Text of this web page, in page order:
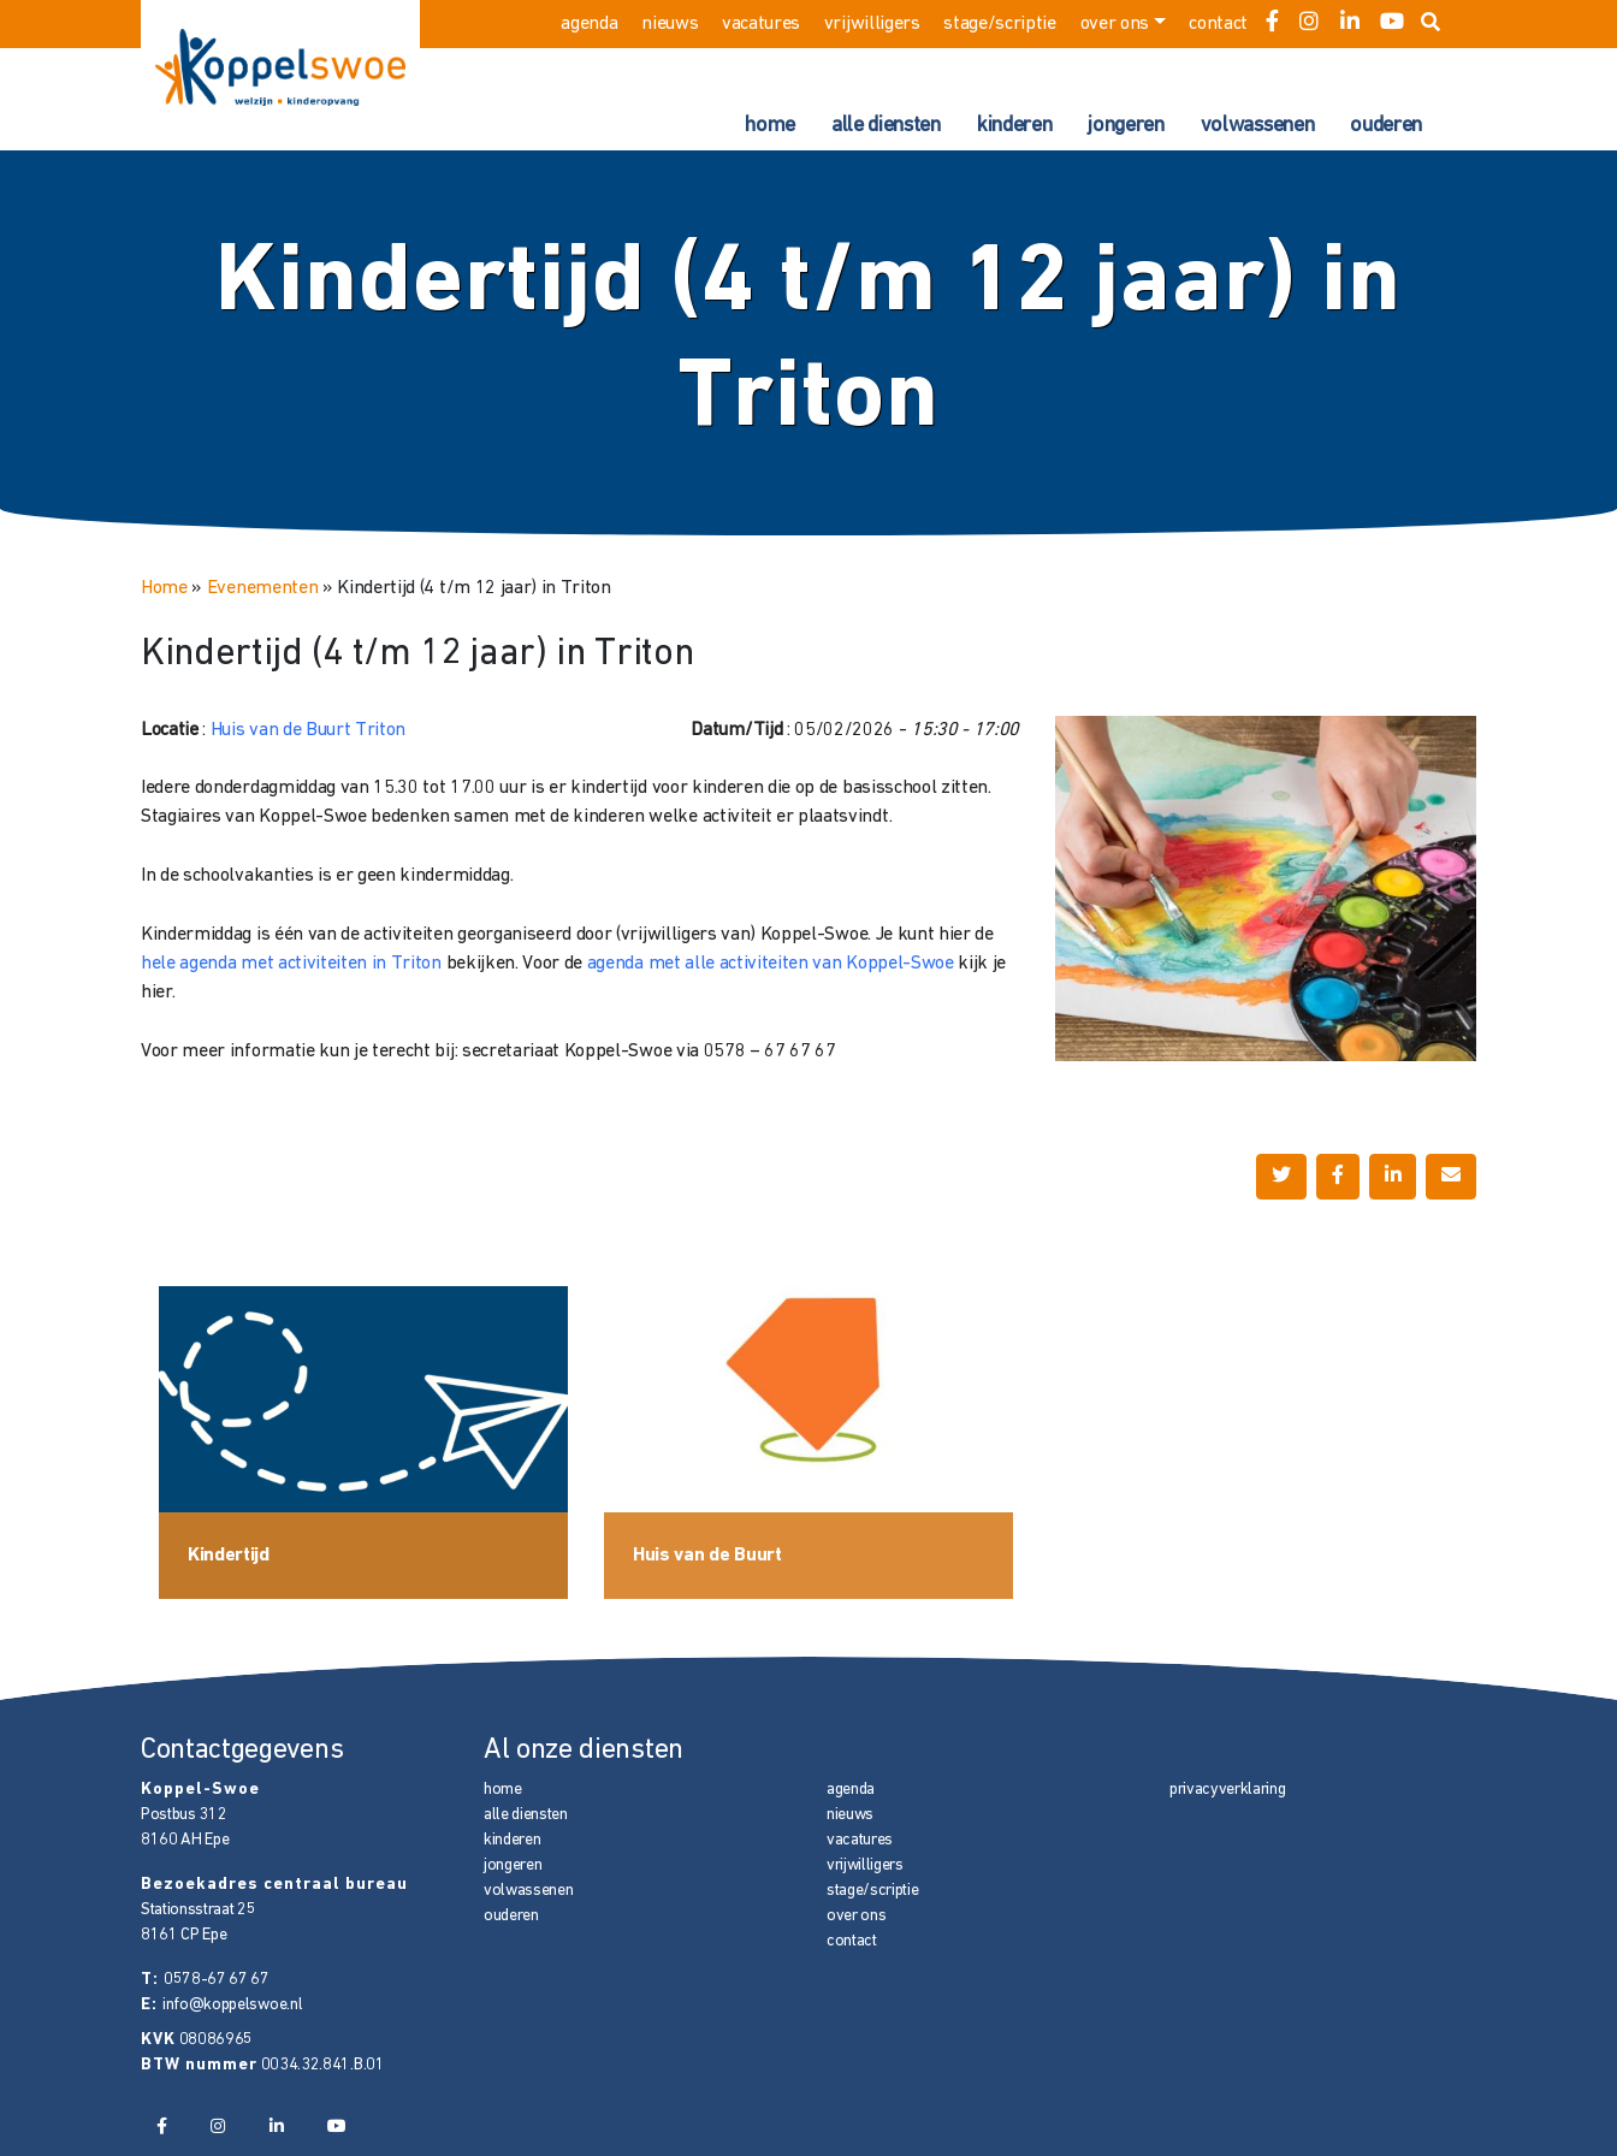
agenda nieuws vacatures vrijwilligers stage/scriptie over ons contact
home alle diensten kinderen jongeren volwassenen ouderen
Kindertijd (4 t/m 12 jaar) in
Triton
Home» Evenementen» Kindertijd (4 t/m 12 jaar) in Triton
Kindertijd (4 t/m 12 jaar) in Triton
Locatie: Huis van de Buurt Triton Datum/Tijd : 05/02/2026 - 15:30 - 17:00
Iedere donderdagmiddag van 15.30 tot 17.00 uur is er kindertijd voor kinderen die op de basisschool zitten.
Stagiaires van Koppel-Swoe bedenken samen met de kinderen welke activiteit er plaatsvindt.
In de schoolvakanties is er geen kindermiddag.
Kindermiddag is één van de activiteiten georganiseerd door (vrijwilligers van) Koppel-Swoe. Je kunt hier de
hele agenda met activiteiten in Triton bekijken. Voor de agenda met alle activiteiten van Koppel-Swoekijk je
hier.
Voor meer informatie kun je terecht bij: secretariaat Koppel-Swoe via 0578 – 67 67 67
Kindertijd Huis van de Buurt
Contactgegevens
Koppel-Swoe
Postbus 312
8160 AH Epe
Bezoekadres centraal bureau
Stationsstraat 25
8161 CP Epe
T: 0578-67 67 67
E: info@koppelswoe.nl
KVK 08086965
BTW nummer 0034.32.841.B.01
Al onze diensten
home
alle diensten
kinderen
jongeren
volwassenen
ouderen
agenda
nieuws
vacatures
vrijwilligers
stage/scriptie
over ons
contact
privacyverklaring